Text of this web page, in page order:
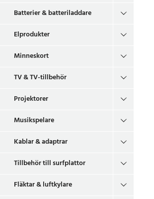
Batterier & batteriladdare
Elprodukter
Minneskort
TV & TV-tillbehör
Projektorer
Musikspelare
Kablar & adaptrar
Tillbehör till surfplattor
Fläktar & luftkylare